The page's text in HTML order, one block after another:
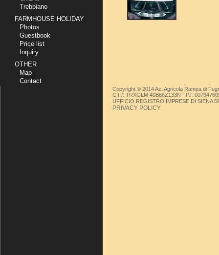
Trebbiano
FARMHOUSE HOLIDAY
Photos
Guestbook
Price list
Inquiry
OTHER
Map
Contact
Copyright © 2014 Az. Agricola Rampa di
C.F/: TRXGLM 40B66Z133N - P.I.
UFFICIO REGISTRO IMPRESE DI SIENA
PRIVACY POLICY